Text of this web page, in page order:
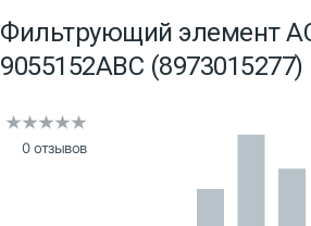
Фильтрующий элемент
9055152ABC (8973015277)
0 отзывов